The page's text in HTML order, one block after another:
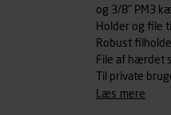
og 3/8" PM3
Holder og file
Robust
File af hærdet
Til private
læs mere